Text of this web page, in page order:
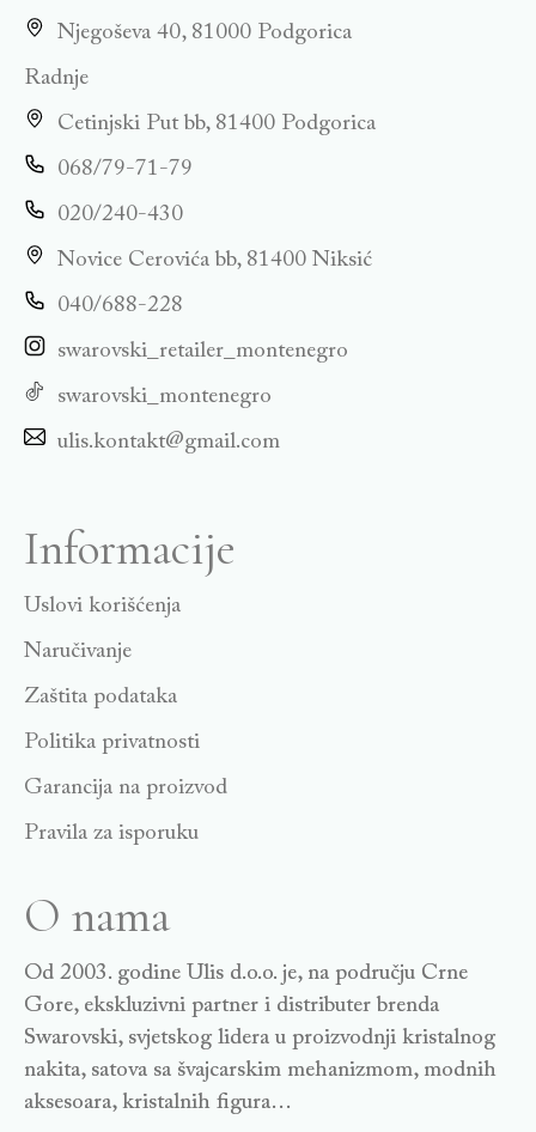
Njegoševa 40, 81000 Podgorica
Radnje
Cetinjski Put bb, 81400 Podgorica
068/79-71-79
020/240-430
Novice Cerovića bb, 81400 Niksić
040/688-228
swarovski_retailer_montenegro
swarovski_montenegro
ulis.kontakt@gmail.com
Informacije
Uslovi korišćenja
Naručivanje
Zaštita podataka
Politika privatnosti
Garancija na proizvod
Pravila za isporuku
O nama
Od 2003. godine Ulis d.o.o. je, na području Crne
Gore, ekskluzivni partner i distributer brenda
Swarovski, svjetskog lidera u proizvodnji kristalnog
nakita, satova sa švajcarskim mehanizmom, modnih
aksesoara, kristalnih figura…